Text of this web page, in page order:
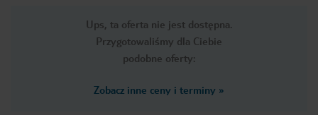
Ups, ta oferta nie jest dostępna.
Przygotowaliśmy dla Ciebie
podobne oferty:
Zobacz inne ceny i terminy »